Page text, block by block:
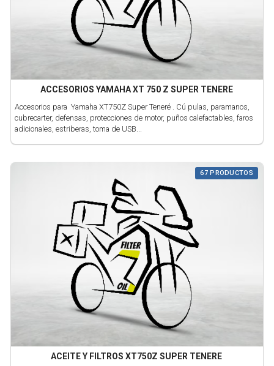
ACCESORIOS YAMAHA XT 750 Z SUPER TENERE
Accesorios para Yamaha XT750Z Super Teneré . Cú pulas, paramanos,
cubrecarter, defensas, protecciones de motor, puños calefactables, faros
adicionales, estriberas, toma de USB...
67 PRODUCTOS
ACEITE Y FILTROS XT750Z SUPER TENERE